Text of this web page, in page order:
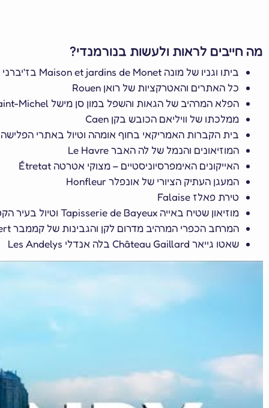
מה חייבים לראות ולעשות בנורמנדי?
ביתו וגניו של מונה Maison et jardins de Monet בז'יברני Giverny
כל האתרים והאטרקציות של רואן Rouen
הפלא המרהיב של הגאות והשפל במון סן מישל Abbaye du Mont-Saint-Michel
ממלכתו של וויליאם הכובש בקן Caen
בית הקברות האמריקאי בחוף אומהה וטיול באתרי
המוזיאונים והנמל של לה האבר Le Havre
האייקונים האימפרסיוניסטיים – מצוקי אטרטה Étretat
המעגן העתיק הציורי של אונפלר Honfleur
טירת פאלז Falaise
מוזיאון שטיח באייה Tapisserie de Bayeux וטיול בעיר הקטנה והיפה
המרחב הכפרי המרהיב מדרום לקן והגבינות של קממבר Camembert
שאטו גייאר Château Gaillard בלה אנדלי Les Andelys